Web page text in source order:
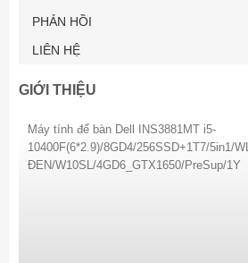
PHẢN HỒI
LIÊN HỆ
GIỚI THIỆU
Máy tính để bàn Dell INS3881MT i5-
10400F(6*2.9)/8GD4/256SSD+1T7/5in1/
ĐEN/W10SL/4GD6_GTX1650/PreSup/1Y